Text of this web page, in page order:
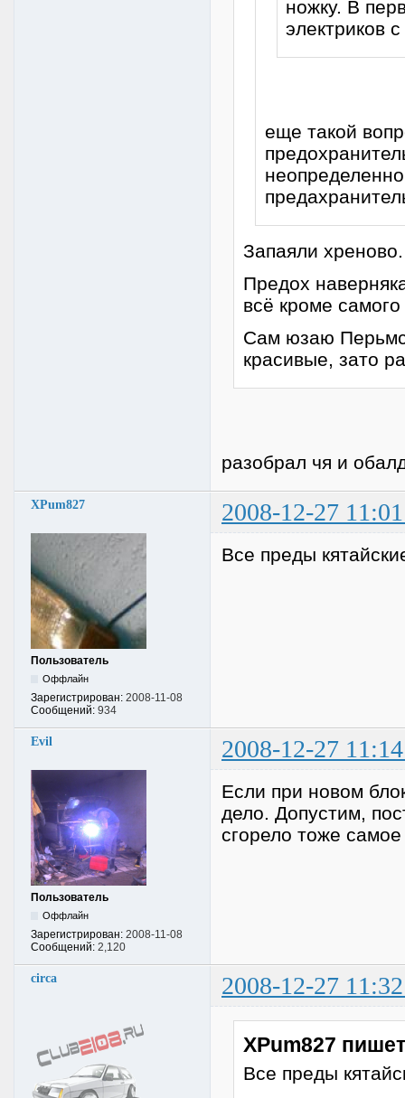
ножку. В
электриков
еще такой
Запаяли хреново.
Предох
всё кроме
Сам юзаю
красивые, зато
разобрал чя и
XPum827 2008-12-27
Пользователь
Оффлайн
Зарегистрирован: 2008-11-08
Сообщений: 934
Все преды
Evil 2008-12-27
Пользователь
Оффлайн
Зарегистрирован: 2008-11-08
Сообщений: 2,120
Если при новом
дело. Допустим,
сгорело тоже
circa 2008-12-27
XPum827
Все преды